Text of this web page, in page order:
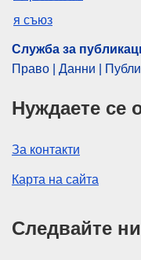
Служба за
Право | Данни |
Нуждаете се
За контакти
Карта на сайта
Следвайте ни